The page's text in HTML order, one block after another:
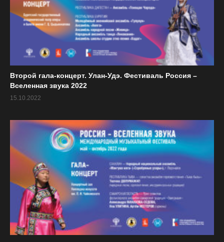
Второй гала-концерт. Улан-Удэ. Фестиваль Россия –
Вселенная звука 2022
15.10.2022